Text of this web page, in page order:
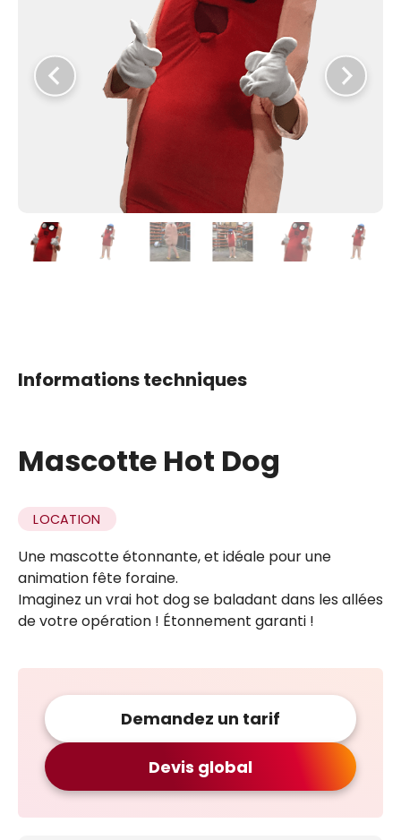
Mascotte Hot Dog
LOCATION
Une mascotte étonnante, et idéale pour une
animation fête foraine.
Imaginez un vrai hot dog se baladant dans les allées
de votre opération ! Étonnement garanti !
Demandez un tarif
Devis global
Informations techniques